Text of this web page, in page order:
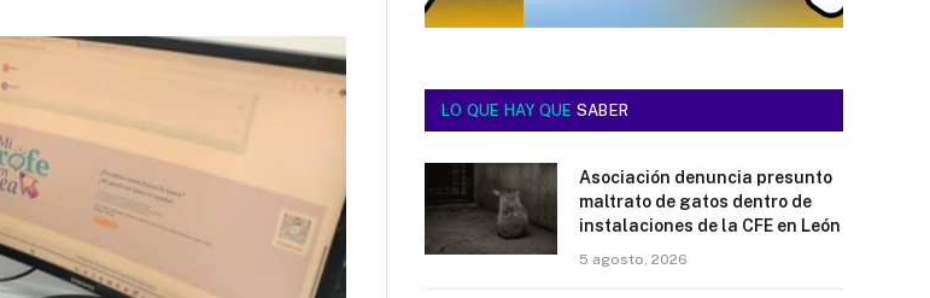
LO QUE HAY QUE SABER
Asociación denuncia presunto
maltrato de gatos dentro de
instalaciones de la CFE en León
5 agosto, 2026